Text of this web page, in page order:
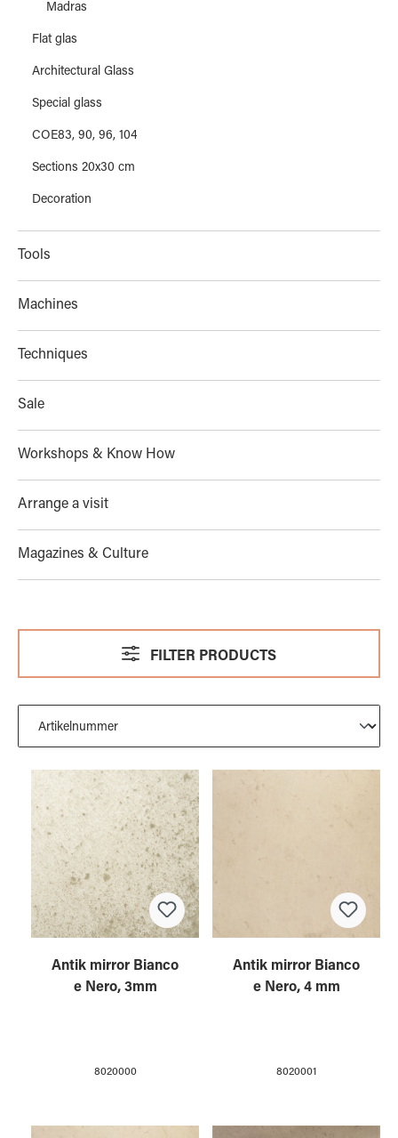
Madras
Flat glas
Architectural Glass
Special glass
COE83, 90, 96, 104
Sections 20x30 cm
Decoration
Tools
Machines
Techniques
Sale
Workshops & Know How
Arrange a visit
Magazines & Culture
FILTER PRODUCTS
Antik mirror Bianco
e Nero, 3mm
8020000
Antik mirror Bianco
e Nero, 4 mm
8020001